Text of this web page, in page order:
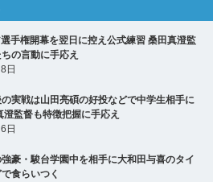
手権開幕を翌日に控え公式練習 桑田真澄監
の言動に手応え
日
実戦は山田亮碩の好投などで中学生相手に
澄監督も特徴把握に手応え
日
豪・駿台学園中を相手に大和田与喜のタイ
食らいつく